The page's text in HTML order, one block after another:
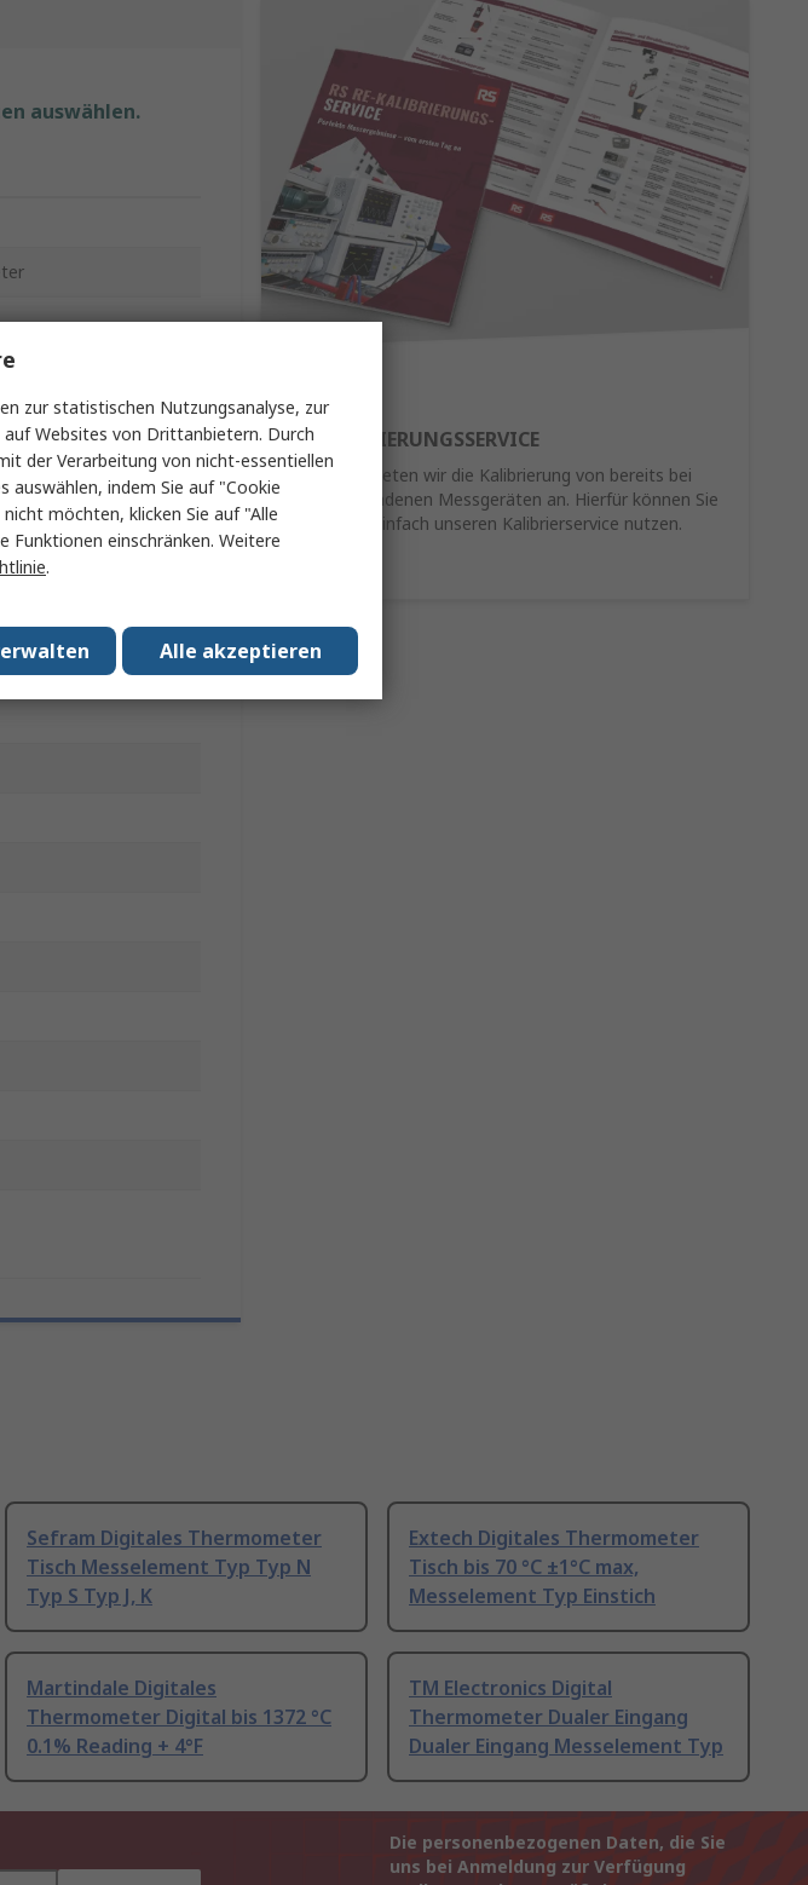
RE-KALIBRIERUNGSSERVICE
Als Service bieten wir die Kalibrierung von bereits bei
Ihnen vorhandenen Messgeräten an. Hierfür können Sie
schnell und einfach unseren Kalibrierservice nutzen.
auswählen.
Typ S, Typ T, Typ J
%
Sefram Digitales Thermometer
Tisch Messelement Typ Typ N
Typ S Typ J, K
Extech Digitales Thermometer
Tisch bis 70 °C ±1°C max,
Messelement Typ Einstich
Martindale Digitales
Thermometer Digital bis 1372 °C
0.1% Reading + 4°F
TM Electronics Digital
Thermometer Dualer Eingang
Dualer Eingang Messelement Typ
Die personenbezogenen Daten, die Sie
uns bei Anmeldung zur Verfügung
zur statistischen Nutzungsanalyse, zur
auf Websites von Drittanbietern. Durch
der Verarbeitung von nicht-essentiellen
auswählen, indem Sie auf "Cookie
möchten, klicken Sie auf "Alle
Funktionen einschränken. Weitere
.
Alle akzeptieren